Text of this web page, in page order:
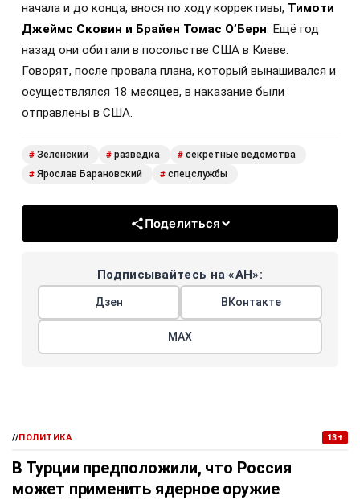
начала и до конца, внося по ходу коррективы, Тимоти
Джеймс Сковин и Брайен Томас О’Берн. Ещё год
назад они обитали в посольстве США в Киеве.
Говорят, после провала плана, который вынашивался и
осуществлялся 18 месяцев, в наказание были
отправлены в США.
# Зеленский # разведка # секретные ведомства
# Ярослав Барановский # спецслужбы
Поделиться
Подписывайтесь на «АН»:
Дзен ВКонтакте
МАХ
//ПОЛИТИКА 13+
В Турции предположили, что Россия
может применить ядерное оружие